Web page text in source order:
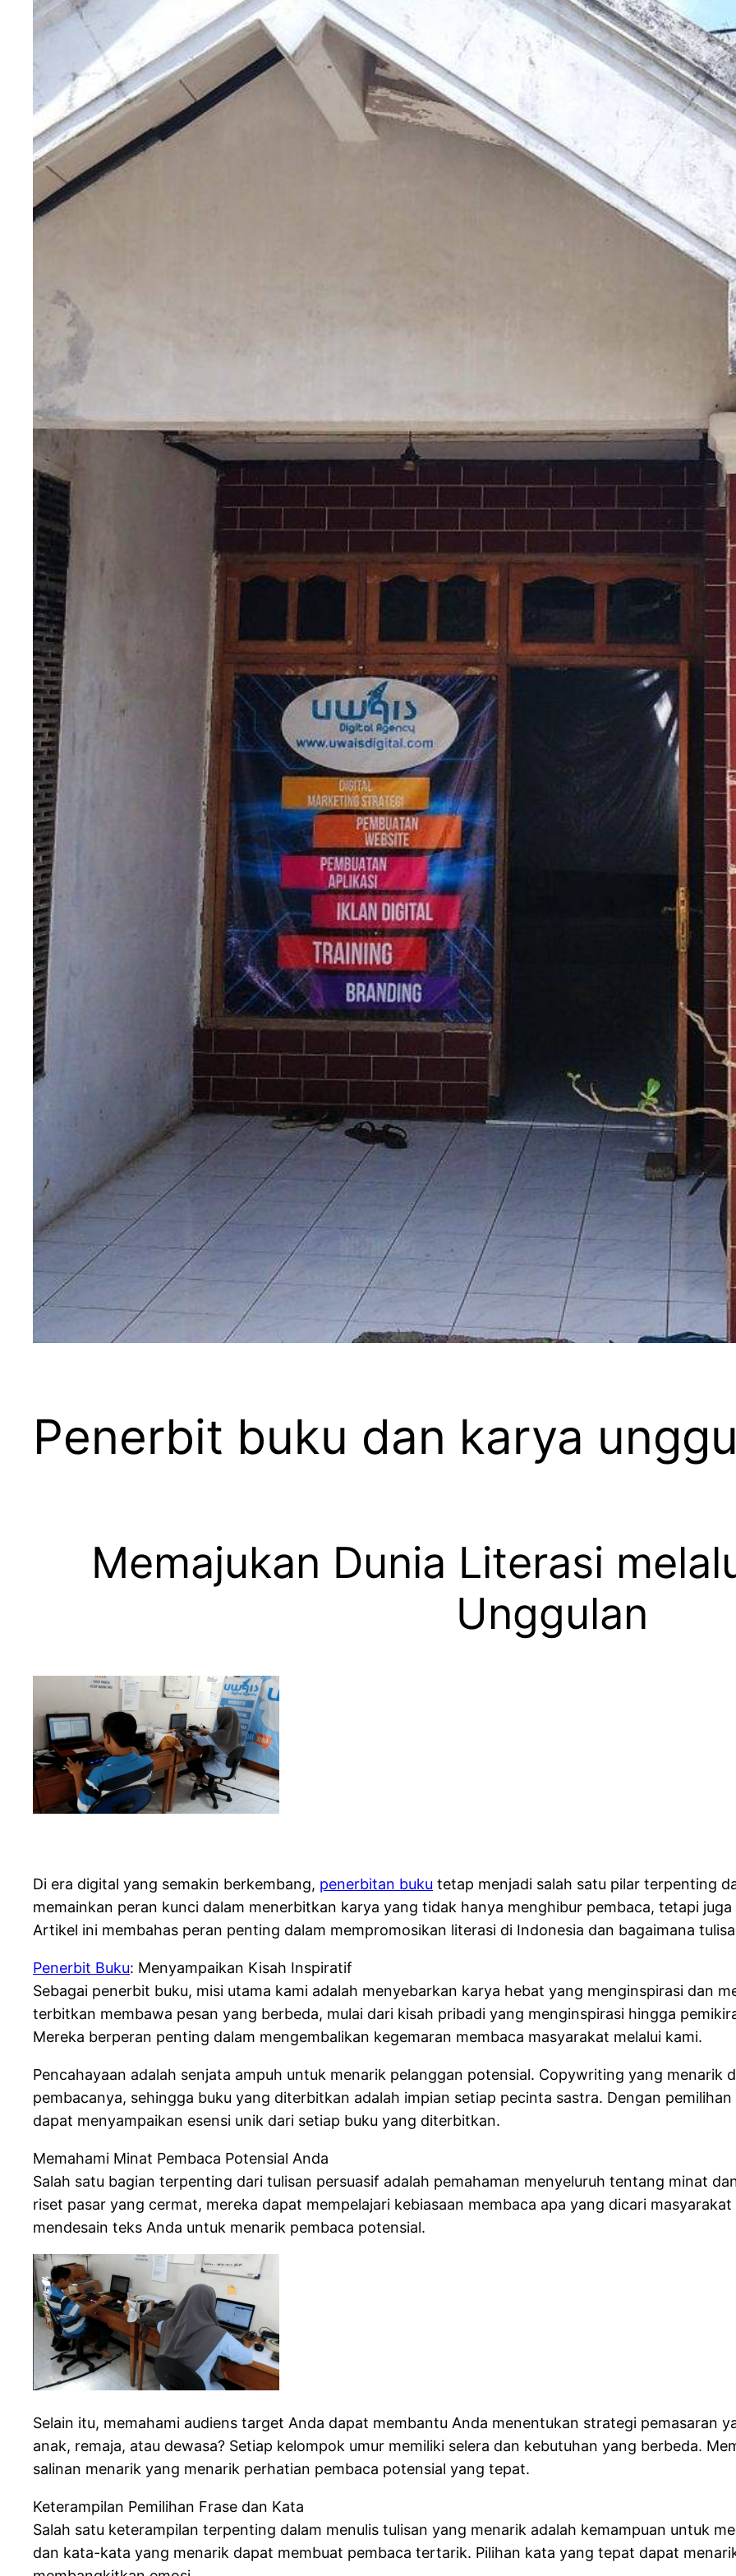
Penerbit buku dan karya
Memajukan Dunia Literasi
Unggulan
Di era digital yang semakin berkembang, penerbitan buku tetap menjadi salah satu pilar terpenting
memainkan peran kunci dalam menerbitkan karya yang tidak hanya menghibur pembaca, tetapi
Artikel ini membahas peran penting dalam mempromosikan literasi di Indonesia dan bagaimana
Penerbit Buku: Menyampaikan Kisah Inspiratif
Sebagai penerbit buku, misi utama kami adalah menyebarkan karya hebat yang menginspirasi dan
terbitkan membawa pesan yang berbeda, mulai dari kisah pribadi yang menginspirasi hingga
Mereka berperan penting dalam mengembalikan kegemaran membaca masyarakat melalui kami.
Pencahayaan adalah senjata ampuh untuk menarik pelanggan potensial. Copywriting yang menarik
pembacanya, sehingga buku yang diterbitkan adalah impian setiap pecinta sastra. Dengan
dapat menyampaikan esensi unik dari setiap buku yang diterbitkan.
Memahami Minat Pembaca Potensial Anda
Salah satu bagian terpenting dari tulisan persuasif adalah pemahaman menyeluruh tentang minat
riset pasar yang cermat, mereka dapat mempelajari kebiasaan membaca apa yang dicari
mendesain teks Anda untuk menarik pembaca potensial.
Selain itu, memahami audiens target Anda dapat membantu Anda menentukan strategi pemasaran
anak, remaja, atau dewasa? Setiap kelompok umur memiliki selera dan kebutuhan yang berbeda.
salinan menarik yang menarik perhatian pembaca potensial yang tepat.
Keterampilan Pemilihan Frase dan Kata
Salah satu keterampilan terpenting dalam menulis tulisan yang menarik adalah kemampuan untuk
dan kata-kata yang menarik dapat membuat pembaca tertarik. Pilihan kata yang tepat dapat